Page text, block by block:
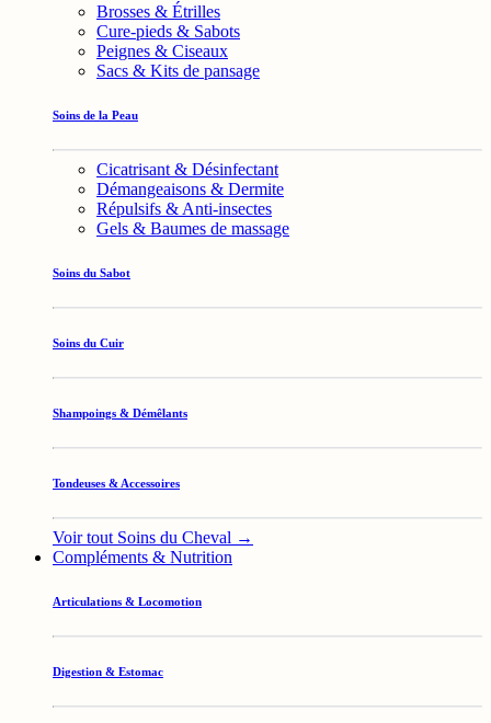
Brosses & Étrilles
Cure-pieds & Sabots
Peignes & Ciseaux
Sacs & Kits de pansage
Soins de la Peau
Cicatrisant & Désinfectant
Démangeaisons & Dermite
Répulsifs & Anti-insectes
Gels & Baumes de massage
Soins du Sabot
Soins du Cuir
Shampoings & Démêlants
Tondeuses & Accessoires
Voir tout Soins du Cheval →
Compléments & Nutrition
Articulations & Locomotion
Digestion & Estomac